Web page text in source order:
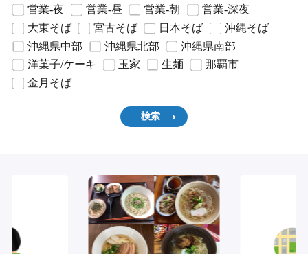
営業-夜
営業-昼 営業-朝
営業-深夜
大東そば
宮古そば 日本そば
沖縄そば
沖縄県中部
沖縄県北部
沖縄県南部
洋菓子/ケーキ
玉家 生麺
那覇市
金月そば
検索